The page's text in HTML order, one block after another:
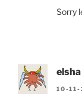
Sorry
elsha
10-